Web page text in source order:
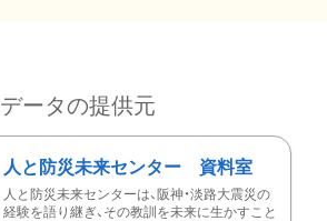
データの提供元
人と防災未来センター 資料室
人と防災未来センターは、阪神・淡路大震災の
経験を語り継ぎ、その教訓を未来に生かすこと